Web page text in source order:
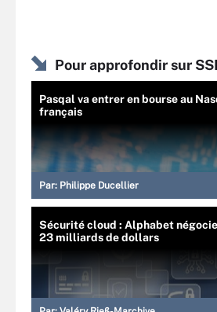
Pour approfondir sur
Pasqal va entrer en bourse au
français
Par: Philippe Ducellier
Sécurité cloud : Alphabet
23 milliards de dollars